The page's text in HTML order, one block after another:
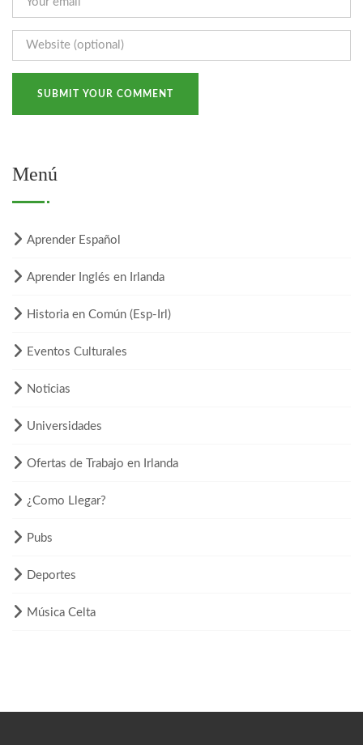
Menú
Aprender Español
Aprender Inglés en Irlanda
Historia en Común (Esp-Irl)
Eventos Culturales
Noticias
Universidades
Ofertas de Trabajo en Irlanda
¿Como Llegar?
Pubs
Deportes
Música Celta